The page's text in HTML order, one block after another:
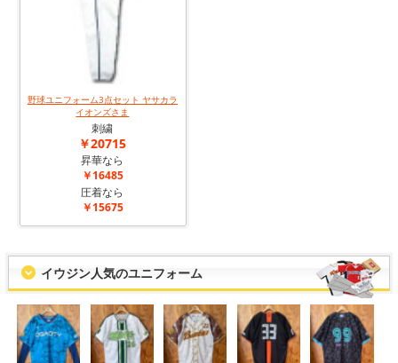
野球ユニフォーム3点セット ヤサカラ
イオンズさま
刺繍
￥20715
昇華なら
￥16485
圧着なら
￥15675
イウジン人気のユニフォーム